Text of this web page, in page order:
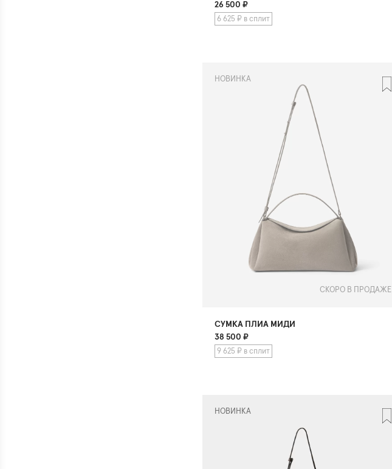
26 500 ₽
6 625 ₽ в сплит
НОВИНКА
СКОРО В ПРОДАЖЕ
СУМКА ПЛИА МИДИ
38 500 ₽
9 625 ₽ в сплит
НОВИНКА